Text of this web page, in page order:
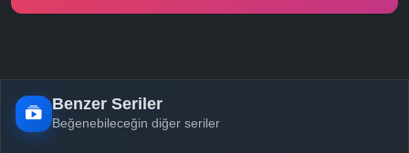
Benzer Seriler
Beğenebileceğin diğer seriler